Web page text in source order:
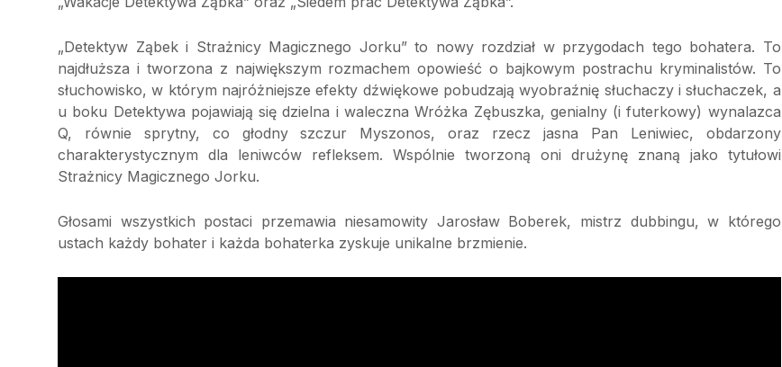
„Detektyw Ząbek i Strażnicy Magicznego Jorku” to nowy rozdział w przygodach tego bohatera. To
najdłuższa i tworzona z największym rozmachem opowieść o bajkowym postrachu kryminalistów. To
słuchowisko, w którym najróżniejsze efekty dźwiękowe pobudzają wyobraźnię słuchaczy i słuchaczek, a
u boku Detektywa pojawiają się dzielna i waleczna Wróżka Zębuszka, genialny (i futerkowy) wynalazca
Q, równie sprytny, co głodny szczur Myszonos, oraz rzecz jasna Pan Leniwiec, obdarzony
charakterystycznym dla leniwców refleksem. Wspólnie tworzoną oni drużynę znaną jako tytułowi
Strażnicy Magicznego Jorku.
Głosami wszystkich postaci przemawia niesamowity Jarosław Boberek, mistrz dubbingu, w którego
ustach każdy bohater i każda bohaterka zyskuje unikalne brzmienie.